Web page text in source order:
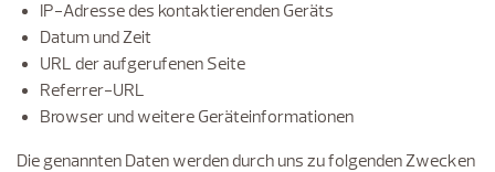
IP-Adresse des kontaktierenden Geräts
Datum und Zeit
URL der aufgerufenen Seite
Referrer-URL
Browser und weitere Geräteinformationen
Die genannten Daten werden durch uns zu folgenden Zwecken